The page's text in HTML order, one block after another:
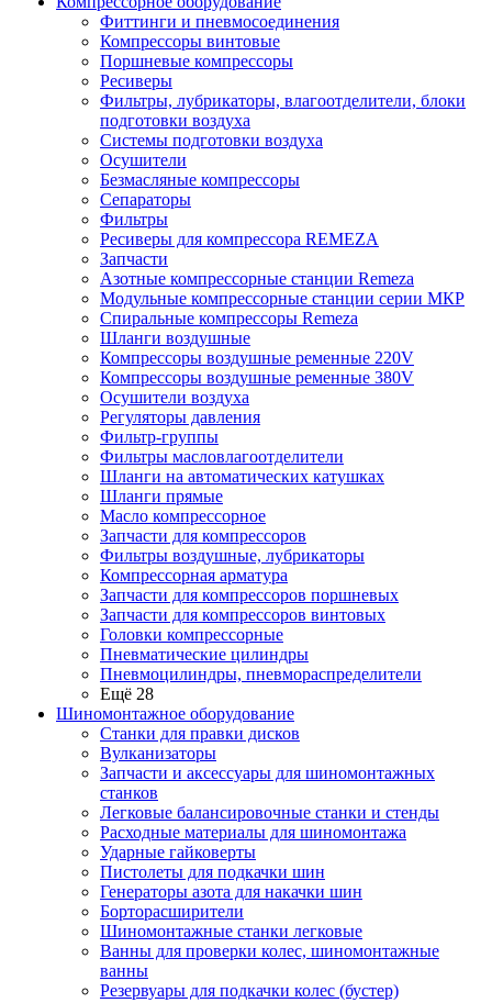
Фиттинги и пневмосоединения
Компрессоры винтовые
Поршневые компрессоры
Ресиверы
Фильтры, лубрикаторы, влагоотделители, блоки
подготовки воздуха
Системы подготовки воздуха
Осушители
Безмасляные компрессоры
Сепараторы
Фильтры
Ресиверы для компрессора REMEZA
Запчасти
Азотные компрессорные станции Remeza
Модульные компрессорные станции серии МКР
Спиральные компрессоры Remeza
Шланги воздушные
Компрессоры воздушные ременные 220V
Компрессоры воздушные ременные 380V
Осушители воздуха
Регуляторы давления
Фильтр-группы
Фильтры масловлагоотделители
Шланги на автоматических катушках
Шланги прямые
Масло компрессорное
Запчасти для компрессоров
Фильтры воздушные, лубрикаторы
Компрессорная арматура
Запчасти для компрессоров поршневых
Запчасти для компрессоров винтовых
Головки компрессорные
Пневматические цилиндры
Пневмоцилиндры, пневмораспределители
Ещё 28
Шиномонтажное оборудование
Станки для правки дисков
Вулканизаторы
Запчасти и аксессуары для шиномонтажных
станков
Легковые балансировочные станки и стенды
Расходные материалы для шиномонтажа
Ударные гайковерты
Пистолеты для подкачки шин
Генераторы азота для накачки шин
Борторасширители
Шиномонтажные станки легковые
Ванны для проверки колес, шиномонтажные
ванны
Резервуары для подкачки колес (бустер)